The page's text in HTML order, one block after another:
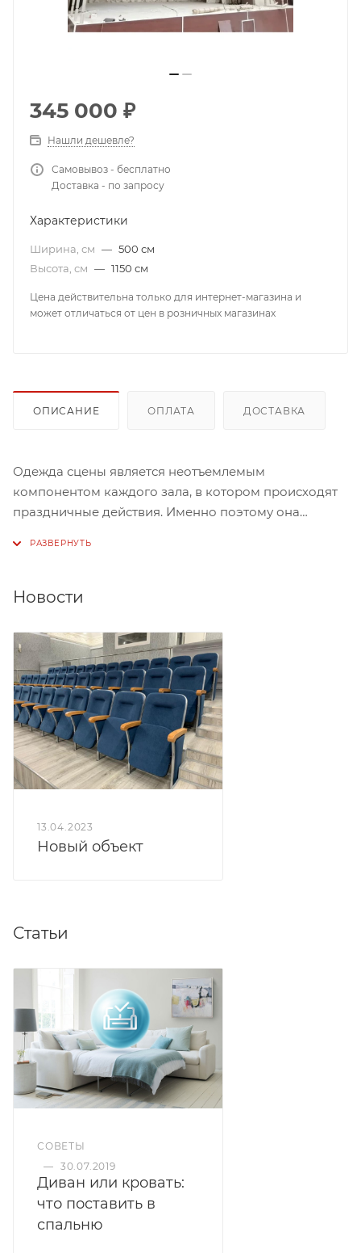
345 000 ₽
Нашли дешевле?
Самовывоз - бесплатно
Доставка - по запросу
Характеристики
Ширина, см — 500 см
Высота, см — 1150 см
Цена действительна только для интернет-магазина и
может отличаться от цен в розничных магазинах
ОПИСАНИЕ ОПЛАТА ДОСТАВКА
Одежда сцены является неотъемлемым
компонентом каждого зала, в котором происходят
праздничные действия. Именно поэтому она
канваса в сочетании с бархатом. Эти два материала
отлично гармонируют, а помимо этого
подобранные цвета – молочный и шоколад,
дополняют это сочетание и вместе создают
неповторимый ансамбль.
Новости
13.04.2023
Новый объект
Статьи
СОВЕТЫ
— 30.07.2019
Диван или кровать:
что поставить в
спальню